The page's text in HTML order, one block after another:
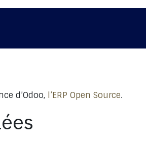
d’Odoo, l’ERP Open Source.